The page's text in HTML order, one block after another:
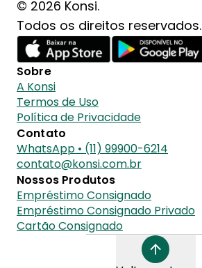
© 2026 Konsi.
Todos os direitos reservados.
Sobre
A Konsi
Termos de Uso
Política de Privacidade
Contato
WhatsApp • (11) 99900-6214
contato@konsi.com.br
Nossos Produtos
Empréstimo Consignado
Empréstimo Consignado Privado
Cartão Consignado